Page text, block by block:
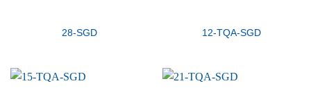
28-SGD 12-TQA-SGD